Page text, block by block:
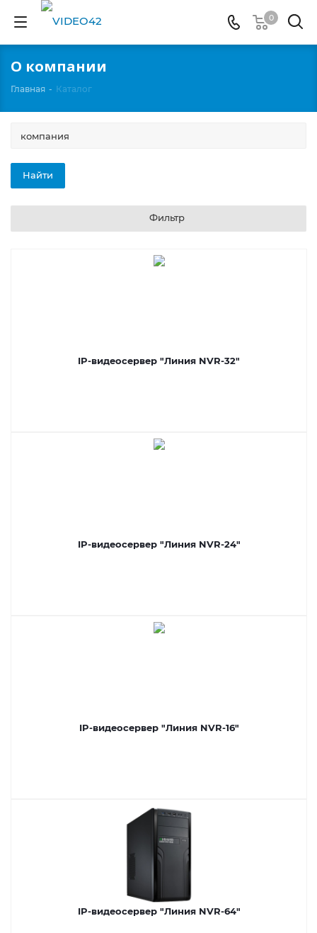
0
О компании
Главная - Каталог
Фильтр
IP-видеосервер "Линия NVR-32"
IP-видеосервер "Линия NVR-24"
IP-видеосервер "Линия NVR-16"
IP-видеосервер "Линия NVR-64"